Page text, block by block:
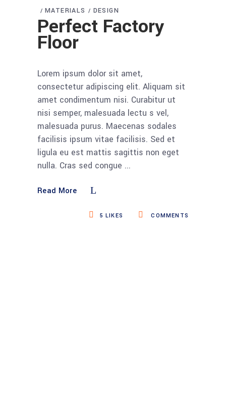
MATERIALS DESIGN
Perfect Factory
Floor
Lorem ipsum dolor sit amet,
consectetur adipiscing elit. Aliquam sit
amet condimentum nisi. Curabitur ut
nisi semper, malesuada lectu s vel,
malesuada purus. Maecenas sodales
facilisis ipsum vitae facilisis. Sed et
ligula eu est mattis sagittis non eget
nulla. Cras sed congue
Read More
COMMENTS
5 LIKES